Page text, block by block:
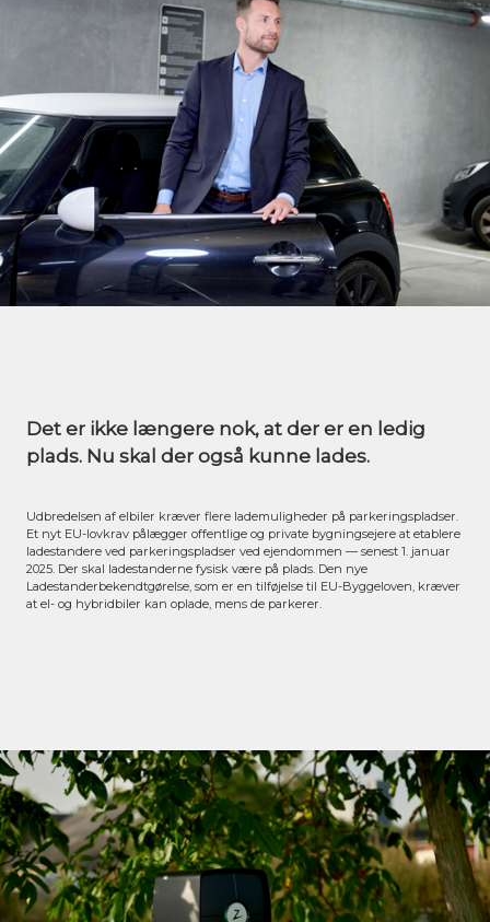
Det er ikke længere nok, at der er en ledig
plads. Nu skal der også kunne lades.
Udbredelsen af elbiler kræver flere lademuligheder på parkeringspladser.
Et nyt EU-lovkrav pålægger offentlige og private bygningsejere at etablere
ladestandere ved parkeringspladser ved ejendommen — senest 1. januar
2025. Der skal ladestanderne fysisk være på plads. Den nye
Ladestanderbekendtgørelse, som er en tilføjelse til EU-Byggeloven, kræver
at el- og hybridbiler kan oplade, mens de parkerer.